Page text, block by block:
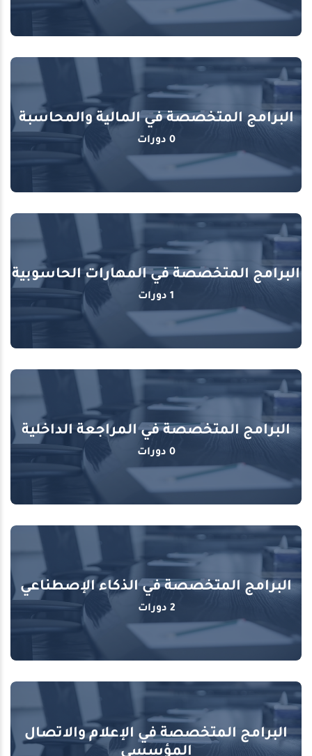
البرامج المتخصصة في المالية والمحاسبة
0 دورات
البرامج المتخصصة في المهارات الحاسوبية
1 دورات
البرامج المتخصصة في المراجعة الداخلية
0 دورات
البرامج المتخصصة في الذكاء الإصطناعي
2 دورات
البرامج المتخصصة في الإعلام والاتصال
المؤسسي